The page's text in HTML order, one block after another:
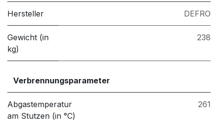
Hersteller DEFRO
Gewicht (in
kg)
238
Verbrennungsparameter
Abgastemperatur
am Stutzen (in °C)
261